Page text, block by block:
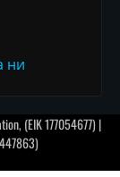
ни
(EIK 177054677) |